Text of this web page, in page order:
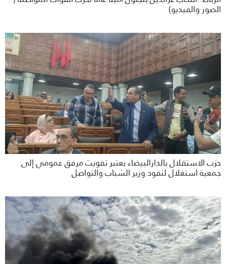
الصور والفيديو)
حزب الاستقلال بالدارالبيضاء يعتبر تفويت مرفق عمومي إلى
جمعية استغلال لنفود وزير الشباب والتواصل